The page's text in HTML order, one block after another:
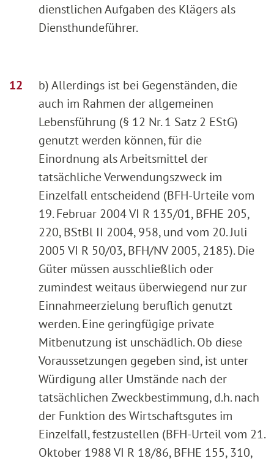
dienstlichen Aufgaben des Klägers als
Diensthundeführer.
b) Allerdings ist bei Gegenständen, die
auch im Rahmen der allgemeinen
Lebensführung (§ 12 Nr. 1 Satz 2 EStG)
genutzt werden können, für die
Einordnung als Arbeitsmittel der
tatsächliche Verwendungszweck im
Einzelfall entscheidend (BFH-Urteile vom
19. Februar 2004 VI R 135/01, BFHE 205,
220, BStBl II 2004, 958, und vom 20. Juli
2005 VI R 50/03, BFH/NV 2005, 2185). Die
Güter müssen ausschließlich oder
zumindest weitaus überwiegend nur zur
Einnahmeerzielung beruflich genutzt
werden. Eine geringfügige private
Mitbenutzung ist unschädlich. Ob diese
Voraussetzungen gegeben sind, ist unter
Würdigung aller Umstände nach der
tatsächlichen Zweckbestimmung, d.h. nach
der Funktion des Wirtschaftsgutes im
Einzelfall, festzustellen (BFH-Urteil vom 21.
Oktober 1988 VI R 18/86, BFHE 155, 310,